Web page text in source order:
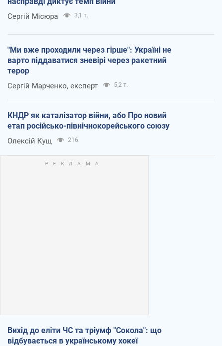
Сергій Місюра 3,1 т.
"Ми вже проходили через гірше": Україні не
варто піддаватися зневірі через ракетний
терор
Сергій Марченко, експерт 5,2 т.
КНДР як каталізатор війни, або Про новий
етап російсько-північнокорейського союзу
Олексій Кущ 216
Вихід до еліти ЧС та тріумф "Сокола": що
відбувається в українському хокеї